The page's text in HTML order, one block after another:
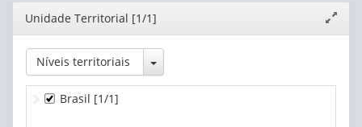
Editor
janela
Unidade Territorial [1/1]
Níveis territoriais Toggle Dropdown
Brasil [1/1]